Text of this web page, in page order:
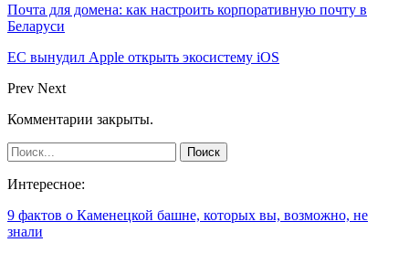
Почта для домена: как настроить корпоративную почту в
Беларуси
ЕС вынудил Apple открыть экосистему iOS
Prev Next
Комментарии закрыты.
Интересное:
9 фактов о Каменецкой башне, которых вы, возможно, не
знали